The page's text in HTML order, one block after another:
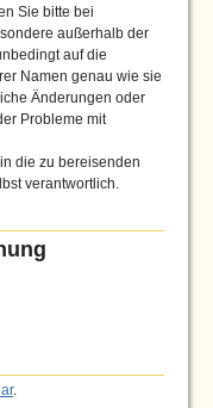
Sie bitte bei
außerhalb der
auf die
Namen genau wie sie
Änderungen oder
Probleme mit
die zu bereisenden
verantwortlich.
.